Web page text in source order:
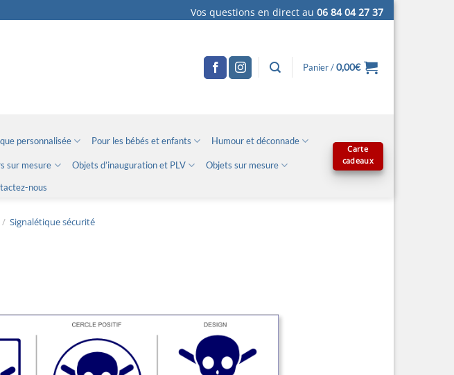
Vos questions en direct au 06 84 04 27 37
Panier /0,00€
personnalisée Pour les bébés et enfants Humour et déconnade
sur mesure Objets d’inauguration et PLV
Objets sur mesure
nous
Carte
cadeaux
/ Signalétique sécurité